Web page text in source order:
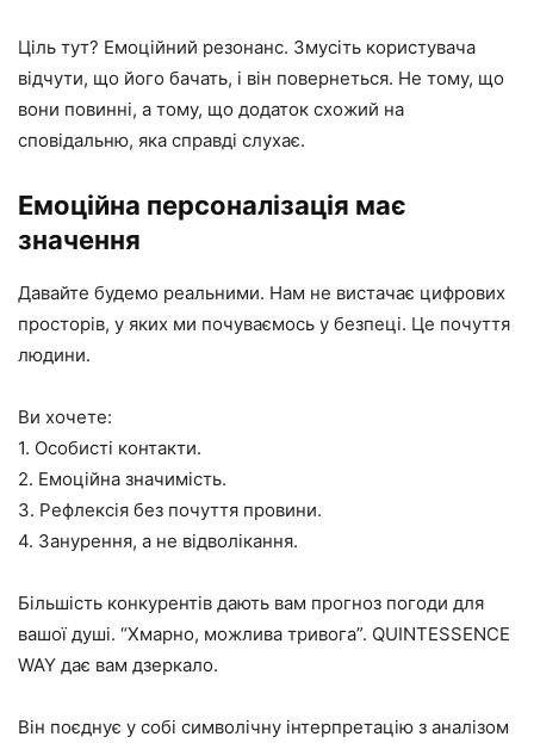
Ціль тут? Емоційний резонанс. Змусіть користувача
відчути, що його бачать, і він повернеться. Не тому, що
вони повинні, а тому, що додаток схожий на
сповідальню, яка справді слухає.
Емоційна персоналізація має
значення
Давайте будемо реальними. Нам не вистачає цифрових
просторів, у яких ми почуваємось у безпеці. Це почуття
людини.
Ви хочете:
1. Особисті контакти.
2. Емоційна значимість.
3. Рефлексія без почуття провини.
4. Занурення, а не відволікання.
Більшість конкурентів дають вам прогноз погоди для
вашої душі. “Хмарно, можлива тривога”. QUINTESSENCE
WAY дає вам дзеркало.
Він поєднує у собі символічну інтерпретацію з аналізом